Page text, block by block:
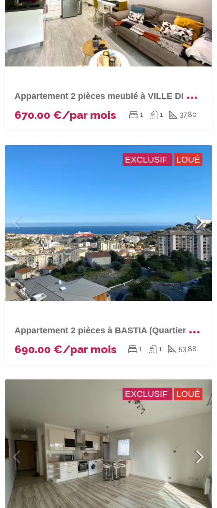
A
ppartement 2 pièces meublé à VILLE DI PIETRABUGNO
670.00 €/par mois 1 1 37,80
EXCLUSIF LOUÉ
A
ppartement 2 pièces à BASTIA (Quartier du Fango)
690.00 €/par mois 1 1 53,88
EXCLUSIF LOUÉ